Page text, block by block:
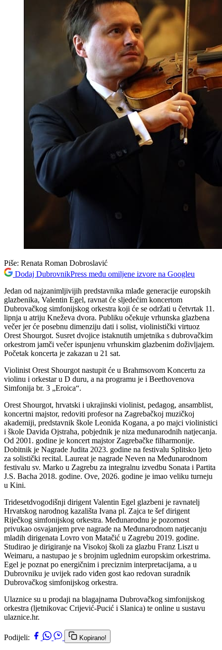
Piše: Renata Roman Dobroslavić
Dodaj DubrovnikPress među omiljene izvore na Googleu
Jedan od najzanimljivijih predstavnika mlađe generacije europskih
glazbenika, Valentin Egel, ravnat će sljedećim koncertom
Dubrovačkog simfonijskog orkestra koji će se održati u četvrtak 11.
lipnja u atriju Kneževa dvora. Publiku očekuje vrhunska glazbena
večer jer će posebnu dimenziju dati i solist, violinistički virtuoz
Orest Shourgot. Susret dvojice istaknutih umjetnika s dubrovačkim
orkestrom jamči večer ispunjenu vrhunskim glazbenim doživljajem.
Početak koncerta je zakazan u 21 sat.
Violinist Orest Shourgot nastupit će u Brahmsovom Koncertu za
violinu i orkestar u D duru, a na programu je i Beethovenova
Simfonija br. 3 „Eroica“.
Orest Shourgot, hrvatski i ukrajinski violinist, pedagog, ansamblist,
koncertni majstor, redoviti profesor na Zagrebačkoj muzičkoj
akademiji, predstavnik škole Leonida Kogana, a po majci violinistici
i škole Davida Ojstraha, pobjednik je niza međunarodnih natjecanja.
Od 2001. godine je koncert majstor Zagrebačke filharmonije.
Dobitnik je Nagrade Judita 2023. godine na festivalu Splitsko ljeto
za solistički recital. Laureat je nagrade Neven na Međunarodnom
festivalu sv. Marko u Zagrebu za integralnu izvedbu Sonata i Partita
J.S. Bacha 2018. godine. Ove, 2026. godine je imao veliku turneju
u Kini.
Tridesetdvogodišnji dirigent Valentin Egel glazbeni je ravnatelj
Hrvatskog narodnog kazališta Ivana pl. Zajca te šef dirigent
Riječkog simfonijskog orkestra. Međunarodnu je pozornost
privukao osvajanjem prve nagrade na Međunarodnom natjecanju
mladih dirigenata Lovro von Matačić u Zagrebu 2019. godine.
Studirao je dirigiranje na Visokoj školi za glazbu Franz Liszt u
Weimaru, a nastupao je s brojnim uglednim europskim orkestrima.
Egel je poznat po energičnim i preciznim interpretacijama, a u
Dubrovniku je uvijek rado viđen gost kao redovan suradnik
Dubrovačkog simfonijskog orkestra.
Ulaznice su u prodaji na blagajnama Dubrovačkog simfonijskog
orkestra (ljetnikovac Crijević-Pucić i Slanica) te online u sustavu
ulaznice.hr.
Podijeli: Kopirano!